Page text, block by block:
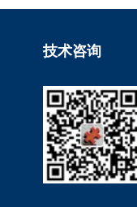
技术咨询